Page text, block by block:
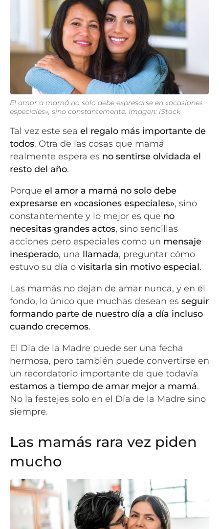
El amor a mamá no solo debe expresarse en «ocasiones
especiales», sino constantemente. Imagen: iStock
Tal vez este sea el regalo más importante de
todos. Otra de las cosas que mamá
realmente espera es no sentirse olvidada el
resto del año.
Porque el amor a mamá no solo debe
expresarse en «ocasiones especiales», sino
constantemente y lo mejor es que no
necesitas grandes actos, sino sencillas
acciones pero especiales como un mensaje
inesperado, una llamada, preguntar cómo
estuvo su día o visitarla sin motivo especial.
Las mamás no dejan de amar nunca, y en el
fondo, lo único que muchas desean es seguir
formando parte de nuestro día a día incluso
cuando crecemos.
El Día de la Madre puede ser una fecha
hermosa, pero también puede convertirse en
un recordatorio importante de que todavía
estamos a tiempo de amar mejor a mamá.
No la festejes solo en el Día de la Madre sino
siempre.
Las mamás rara vez piden
mucho